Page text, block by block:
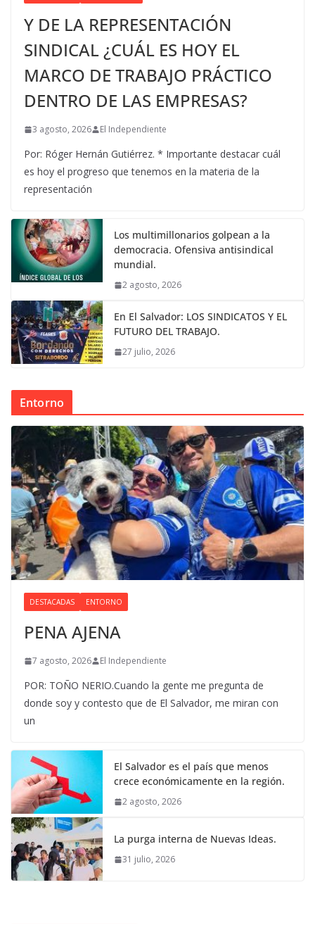
Y DE LA REPRESENTACIÓN
SINDICAL ¿CUÁL ES HOY EL
MARCO DE TRABAJO PRÁCTICO
DENTRO DE LAS EMPRESAS?
3 agosto, 2026 El Independiente
Por: Róger Hernán Gutiérrez. * Importante destacar cuál
es hoy el progreso que tenemos en la materia de la
representación
Los multimillonarios golpean a la
democracia. Ofensiva antisindical
mundial.
2 agosto, 2026
En El Salvador: LOS SINDICATOS Y EL
FUTURO DEL TRABAJO.
27 julio, 2026
Entorno
DESTACADAS ENTORNO
PENA AJENA
7 agosto, 2026 El Independiente
POR: TOÑO NERIO.Cuando la gente me pregunta de
donde soy y contesto que de El Salvador, me miran con
un
El Salvador es el país que menos
crece económicamente en la región.
2 agosto, 2026
La purga interna de Nuevas Ideas.
31 julio, 2026